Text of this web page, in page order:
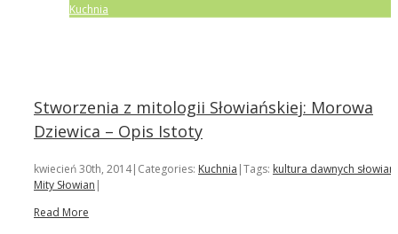
Kuchnia
Stworzenia z mitologii Słowiańskiej: Morowa
Dziewica – Opis Istoty
kwiecień 30th, 2014| Categories: Kuchnia |Tags: kultura dawnych słowian
Mity Słowian |
Read More